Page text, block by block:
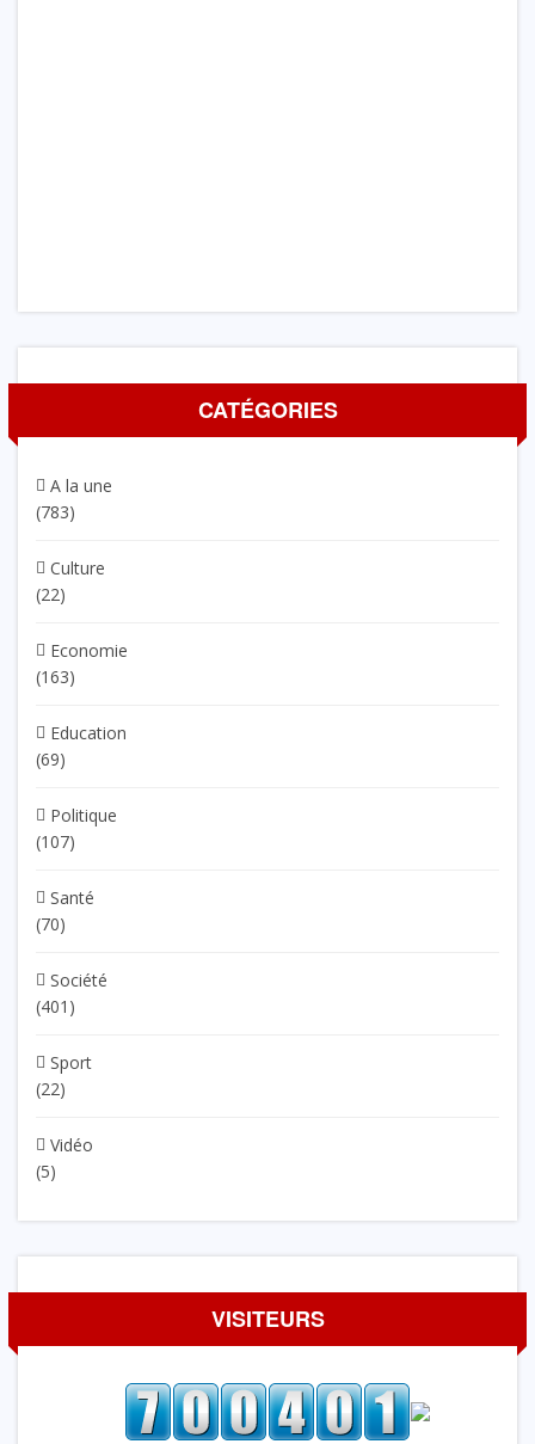
CATÉGORIES
A la une
(783)
Culture
(22)
Economie
(163)
Education
(69)
Politique
(107)
Santé
(70)
Société
(401)
Sport
(22)
Vidéo
(5)
VISITEURS